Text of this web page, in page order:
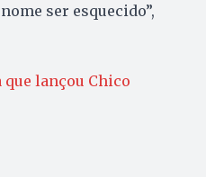
ser esquecido”,
lançou Chico